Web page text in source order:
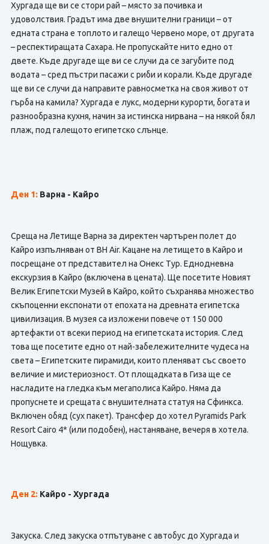
Хургада ще ви се стори рай – място за почивка и
удоволствия. Градът има две внушителни граници – от
едната страна е топлото и галещо Червено море, от другата
– респектиращата Сахара. Не пропускайте нито едно от
двете. Къде другаде ще ви се случи да се загубите под
водата – сред пъстри пасажи с риби и корали. Къде другаде
ще ви се случи да направите равносметка на своя живот от
гърба на камила? Хургада е лукс, модерни курорти, богата и
разнообразна кухня, начин за истинска нирвана – на някой бял
плаж, под галещото египетско слънце.
Ден 1: Варна - Кайро
Среща на Летище Варна за директен чартърен полет до
Кайро изпълняван от BH Air. Кацане на летището в Кайро и
посрещане от представител на Онекс Тур. Еднодневна
екскурзия в Кайро (включена в цената). Ще посетите Новият
Велик Египетски Музей в Кайро, който съхранява множество
скъпоценни експонати от епохата на древната египетска
цивилизация. В музея са изложени повече от 150 000
артефакти от всеки период на египетската история. След
това ще посетите едно от най-забележителните чудеса на
света – Египетските пирамиди, които пленяват със своето
величие и мистериозност. От площадката в Гиза ще се
насладите на гледка към мегаполиса Кайро. Няма да
пропуснете и срещата с внушителната статуя на Сфинкса.
Включен обяд (сух пакет). Трансфер до хотел Pyramids Park
Resort Cairo 4* (или подобен), настаняване, вечеря в хотела.
Нощувка.
Ден 2: Кайро - Хургада
Закуска. След закуска отпътуване с автобус до Хургада и